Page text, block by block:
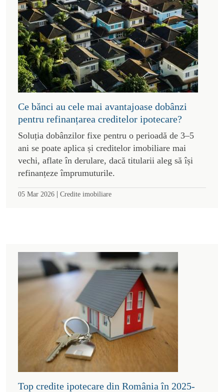
Ce bănci au cele mai avantajoase dobânzi
pentru refinanțarea creditelor ipotecare?
Soluția dobânzilor fixe pentru o perioadă de 3–5
ani se poate aplica și creditelor imobiliare mai
vechi, aflate în derulare, dacă titularii aleg să își
refinanțeze împrumuturile.
05 Mar 2026 | Credite imobiliare
Top credite ipotecare din România în 2025-